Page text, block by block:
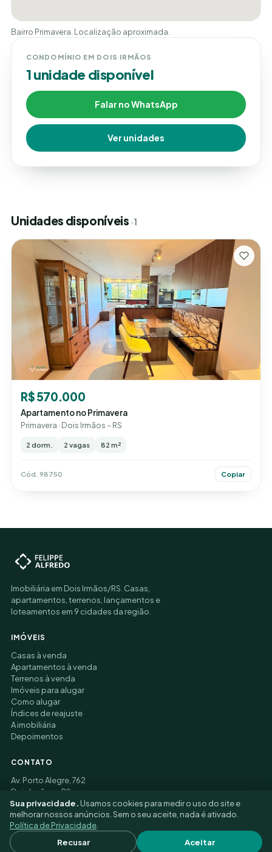
Bairro Primavera. Localização aproximada.
CONDOMÍNIO EM DOIS IRMÃOS
1 unidade disponível
Falar no WhatsApp
Ver unidades
Unidades disponíveis · 1
R$ 570.000
Apartamento no Primavera
Primavera · Dois Irmãos – RS
2 dorm. 2 vagas 82 m²
Cód. 98750 Copiar
Imobiliária em Dois Irmãos/RS. Casas,
apartamentos, terrenos, lançamentos e
loteamentos em 9 cidades da região.
IMÓVEIS
Casas à venda
Apartamentos à venda
Terrenos à venda
Imóveis para alugar
Como alugar
Índices de reajuste
A imobiliária
Depoimentos
CONTATO
Av. Porto Alegre, 762
Dois Irmãos – RS
(51) 3177-9006
© 2026 Felippe Alfredo Imobiliária ·
Preferências de cookies
Sua privacidade. Usamos cookies para medir o uso do site e
melhorar nossos anúncios. Sem o seu aceite, nada é ativado.
Política de Privacidade
Recusar
Aceitar